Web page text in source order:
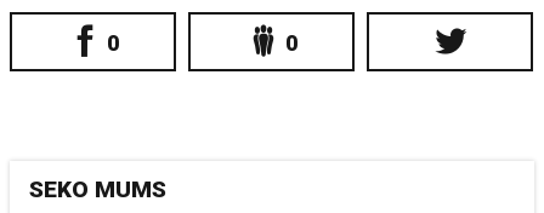
0 0
SEKO MUMS